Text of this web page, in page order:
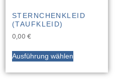
STERNCHENKLEID
(TAUFKLEID)
0,00 €
Ausführung wählen